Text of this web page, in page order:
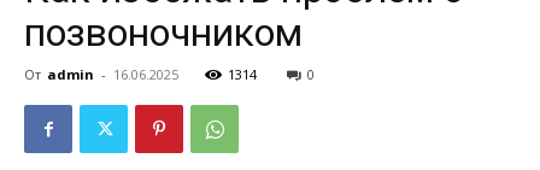
позвоночником
От admin - 16.06.2025 1314 0